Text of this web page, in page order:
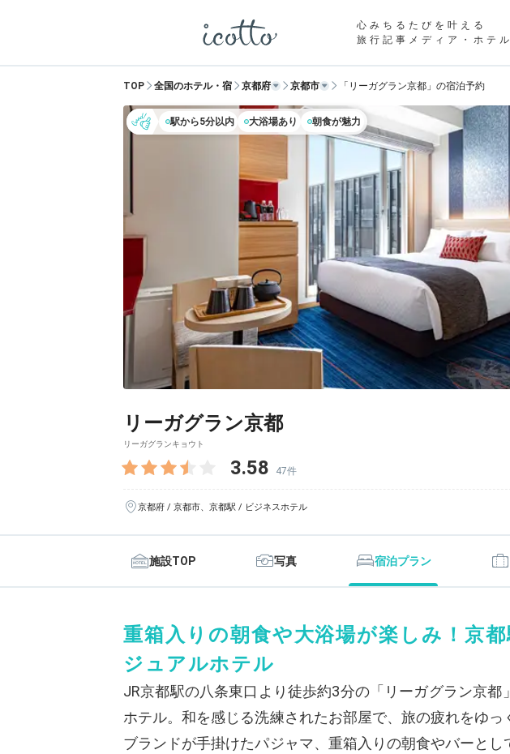
心みちるたびを叶える
旅行記事メディア・ホテ
TOP 全国のホテル・宿 京都府 京都市 「リーガグラン京都」の宿泊予約
駅から5分以内 大浴場あり 朝食が魅力
リーガグラン京都
リーガグランキョウト
3.58 47件
京都府 / 京都市、京都駅 / ビジネスホテル
施設TOP 写真 宿泊プラン
重箱入りの朝食や大浴場が楽しみ！京
ジュアルホテル
JR京都駅の八条東口より徒歩約3分の「リーガグラン京
ホテル。和を感じる洗練されたお部屋で、旅の疲れをゆ
ブランドが手掛けたパジャマ、重箱入りの朝食やバーと